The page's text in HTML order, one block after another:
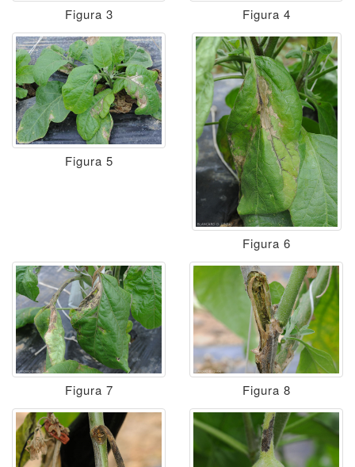
Figura 3 Figura 4
Figura 5
Figura 6
Figura 7 Figura 8